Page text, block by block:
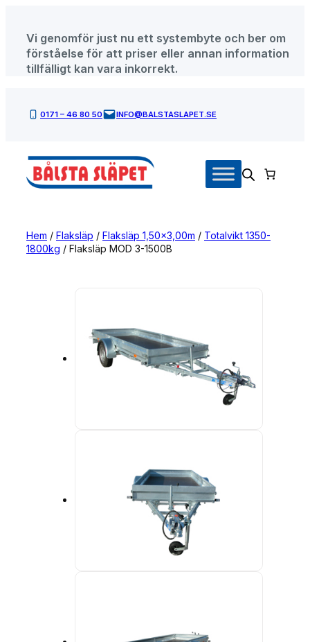
innehåll
Vi genomför just nu ett systembyte och ber om
förståelse för att priser eller annan information
tillfälligt kan vara inkorrekt.
0171 – 46 80 50 INFO@BALSTASLAPET.SE
Hem / Flaksläp / Flaksläp 1,50×3,00m / Totalvikt 1350-
1800kg / Flaksläp MOD 3-1500B